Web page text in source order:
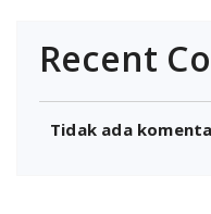
Recent
Tidak ada